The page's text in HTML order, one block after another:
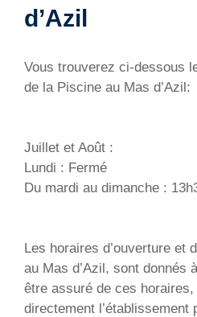
d’Azil
Vous trouverez ci-dessous
de la Piscine au Mas d’Azil:
Juillet et Août :
Lundi : Fermé
Du mardi au dimanche :
Les horaires d’ouverture et
au Mas d’Azil, sont donnés
être assuré de ces
directement l’établissement